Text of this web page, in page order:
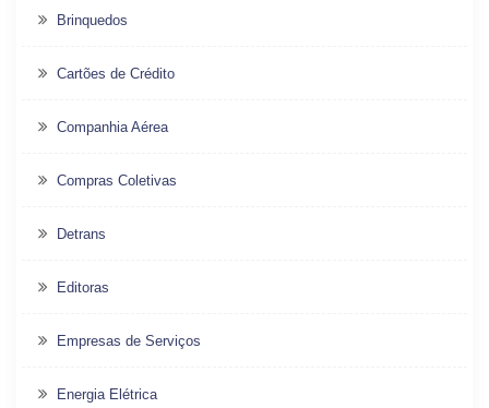
Brinquedos
Cartões de Crédito
Companhia Aérea
Compras Coletivas
Detrans
Editoras
Empresas de Serviços
Energia Elétrica